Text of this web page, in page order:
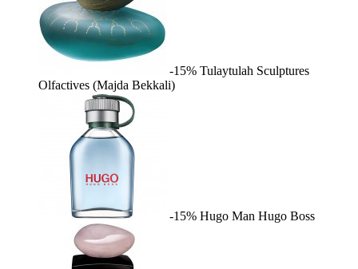
-15% Tulaytulah Sculptures
Olfactives (Majda Bekkali)
-15% Hugo Man Hugo Boss